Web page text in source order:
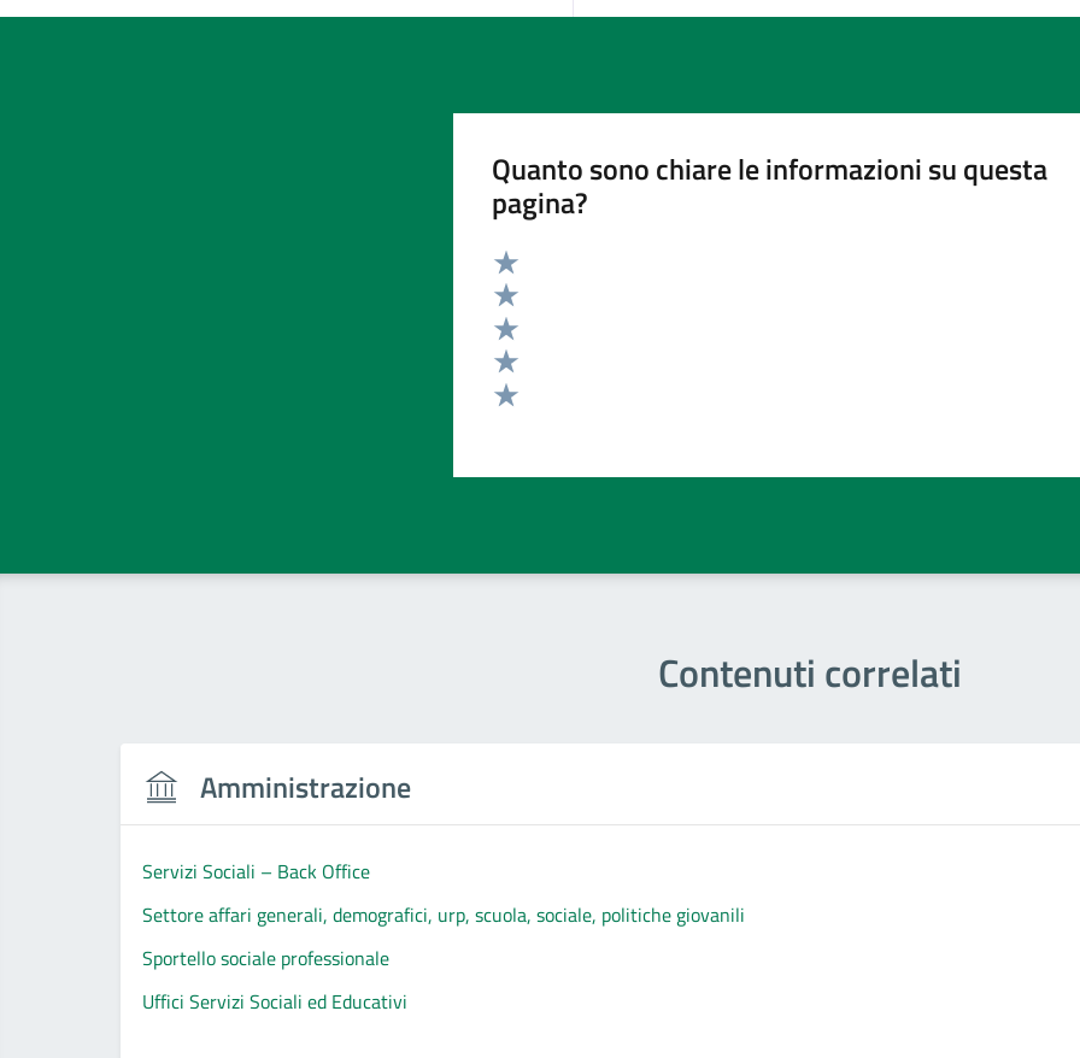
Quanto sono chiare le informazioni su questa
pagina?
Valuta 5 stelle su 5
Valuta 4 stelle su 5
Valuta 3 stelle su 5
Valuta 2 stelle su 5
Contenuti correlati
Amministrazione
Servizi Sociali – Back Office
Settore affari generali, demografici, urp, scuola, sociale, politiche giovanili
Sportello sociale professionale
Uffici Servizi Sociali ed Educativi